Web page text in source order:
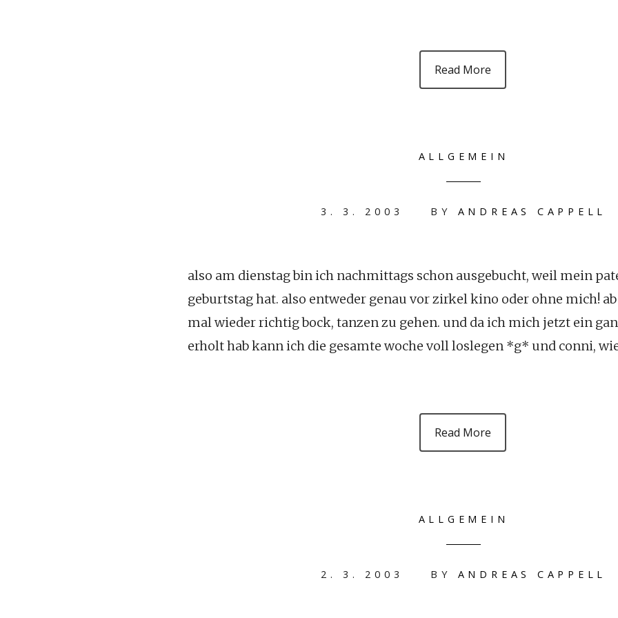
Read More
ALLGEMEIN
3. 3. 2003 BY ANDREAS CAPPELL
also am dienstag bin ich nachmittags schon ausgebucht, weil mein
geburtstag hat. also entweder genau vor zirkel kino oder ohne mich!
mal wieder richtig bock, tanzen zu gehen. und da ich mich jetzt ein
erholt hab kann ich die gesamte woche voll loslegen *g* und conni,
Read More
ALLGEMEIN
2. 3. 2003 BY ANDREAS CAPPELL